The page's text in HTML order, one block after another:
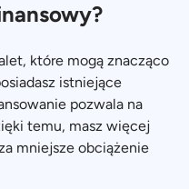
które mogą znacząco
istniejące
pozwala na
temu, masz więcej
mniejsze obciążenie